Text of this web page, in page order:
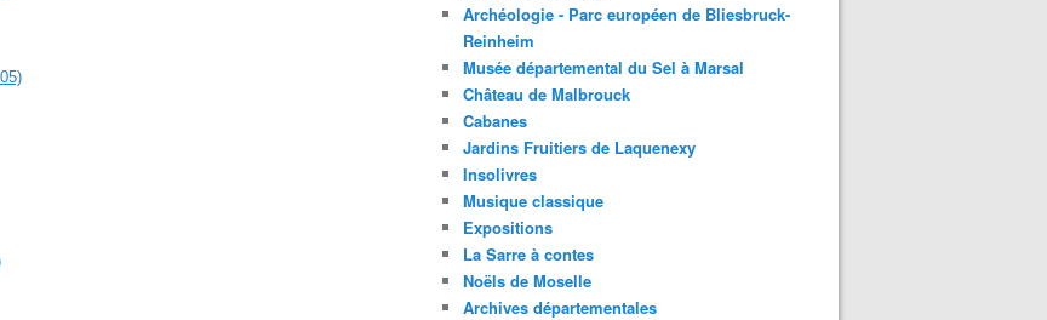
Archéologie - Parc européen de Bliesbruck-
Reinheim
Musée départemental du Sel à Marsal
Château de Malbrouck
Cabanes
Jardins Fruitiers de Laquenexy
Insolivres
Musique classique
Expositions
La Sarre à contes
Noëls de Moselle
Archives départementales